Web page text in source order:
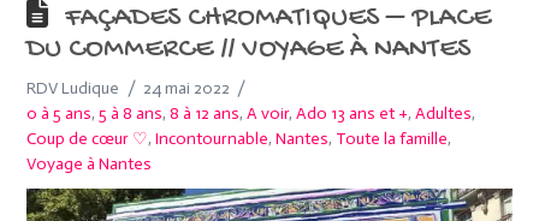
FAÇADES CHROMATIQUES – PLACE
DU COMMERCE // VOYAGE À NANTES
RDV Ludique
24 mai 2022
0 à 5 ans,5 à 8 ans,8 à 12 ans,A voir,Ado 13 ans et +,Adultes,
Coup de cœur ♡,Incontournable,Nantes, Toute la famille,
Voyage à Nantes